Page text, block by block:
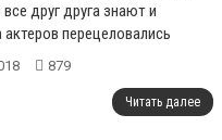
друг друга знают и
перецеловались
Недавно Сандра Буллок
879
Читать далее